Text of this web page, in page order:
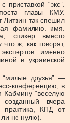
“экс”.
главы КМУ.
Литвин так спешил
фамилию, имя,
спикер вместо
ж, как говорят,
именно
в украинской
“милые друзья” —
конференцию, в
Кабмину “веселую
созданный вчера
практика, КПД от
ли не нулю).